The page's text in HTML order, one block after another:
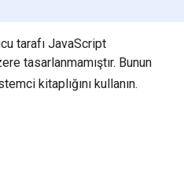
tarafı JavaScript
tasarlanmamıştır. Bunun
kitaplığını kullanın.